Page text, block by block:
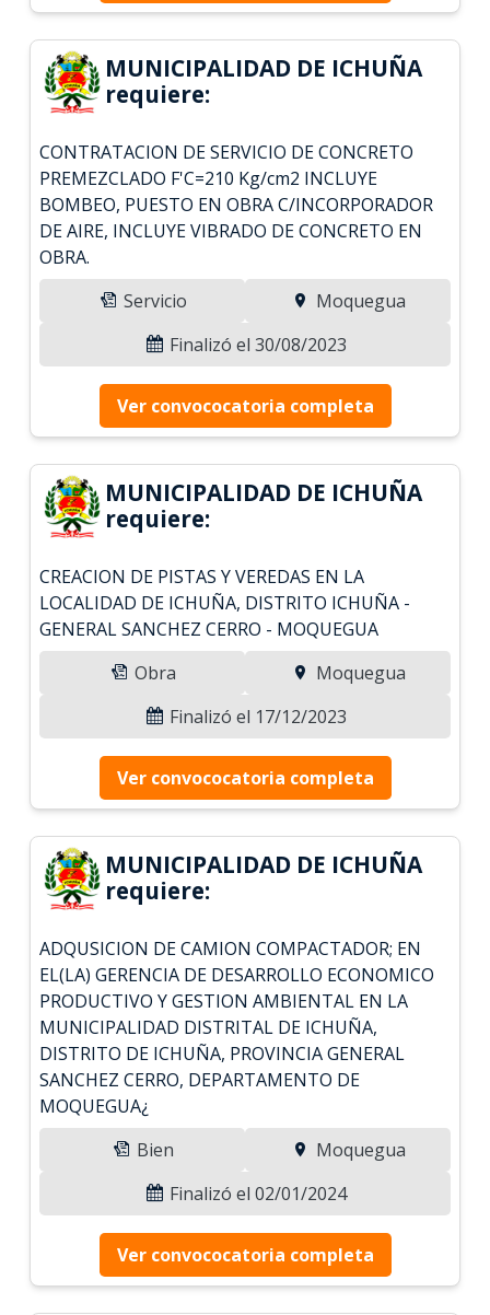
MUNICIPALIDAD DE ICHUÑA
requiere:
CONTRATACION DE SERVICIO DE CONCRETO
PREMEZCLADO F'C=210 Kg/cm2 INCLUYE
BOMBEO, PUESTO EN OBRA C/INCORPORADOR
DE AIRE, INCLUYE VIBRADO DE CONCRETO EN
OBRA.
Servicio
Moquegua
Finalizó el 30/08/2023
Ver convococatoria completa
MUNICIPALIDAD DE ICHUÑA
requiere:
CREACION DE PISTAS Y VEREDAS EN LA
LOCALIDAD DE ICHUÑA, DISTRITO ICHUÑA -
GENERAL SANCHEZ CERRO - MOQUEGUA
Obra
Moquegua
Finalizó el 17/12/2023
Ver convococatoria completa
MUNICIPALIDAD DE ICHUÑA
requiere:
ADQUSICION DE CAMION COMPACTADOR; EN
EL(LA) GERENCIA DE DESARROLLO ECONOMICO
PRODUCTIVO Y GESTION AMBIENTAL EN LA
MUNICIPALIDAD DISTRITAL DE ICHUÑA,
DISTRITO DE ICHUÑA, PROVINCIA GENERAL
SANCHEZ CERRO, DEPARTAMENTO DE
MOQUEGUA¿
Bien
Moquegua
Finalizó el 02/01/2024
Ver convococatoria completa